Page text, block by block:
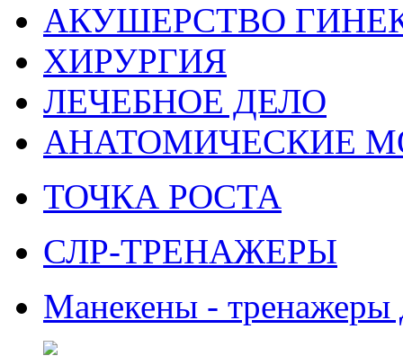
АКУШЕРСТВО
ХИРУРГИЯ
ЛЕЧЕБНОЕ ДЕЛО
АНАТОМИЧЕСКИЕ
ТОЧКА РОСТА
СЛР-ТРЕНАЖЕРЫ
Манекены -